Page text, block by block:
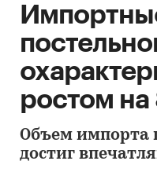
ростом на
Объем импорта
достиг